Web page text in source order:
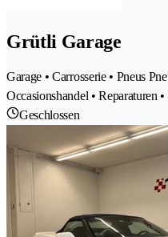
Grütli Garage
Garage • Carrosserie • Pneus
Occasionshandel • Reparaturen
Geschlossen